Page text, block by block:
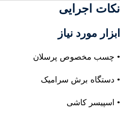
نکات اجرایی
ابزار مورد نیاز
• چسب مخصوص پرسلان
• دستگاه برش سرامیک
• اسپیسر کاشی